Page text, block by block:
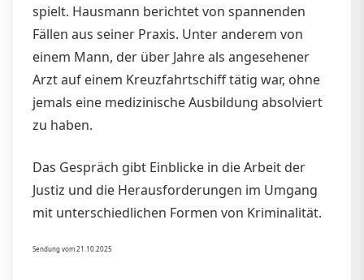
spielt. Hausmann berichtet von spannenden
Fällen aus seiner Praxis. Unter anderem von
einem Mann, der über Jahre als angesehener
Arzt auf einem Kreuzfahrtschiff tätig war, ohne
jemals eine medizinische Ausbildung absolviert
zu haben.
Das Gespräch gibt Einblicke in die Arbeit der
Justiz und die Herausforderungen im Umgang
mit unterschiedlichen Formen von Kriminalität.
Sendung vom 21.10.2025